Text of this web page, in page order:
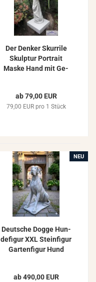
Der Den­ker Skur­ri­le
Skulp­tur Por­trait
Maske Hand mit Ge­
ab 79,00 EUR
79,00 EUR pro 1 Stück
NEU
Deut­sche Dogge Hun­
de­fi­gur XXL Stein­fi­gur
Gar­ten­fi­gur Hund
ab 490,00 EUR